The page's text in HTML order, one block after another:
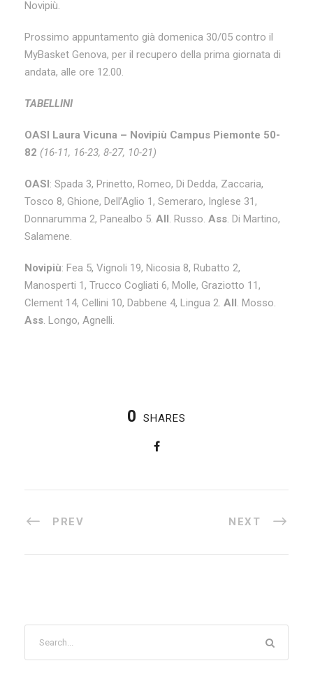
Novipiù.
Prossimo appuntamento già domenica 30/05 contro il
MyBasket Genova, per il recupero della prima giornata di
andata, alle ore 12.00.
TABELLINI
OASI Laura Vicuna – Novipiù Campus Piemonte 50-
82 (16-11, 16-23, 8-27, 10-21)
OASI: Spada 3, Prinetto, Romeo, Di Dedda, Zaccaria,
Tosco 8, Ghione, Dell’Aglio 1, Semeraro, Inglese 31,
Donnarumma 2, Panealbo 5. All. Russo. Ass. Di Martino,
Salamene.
Novipiù: Fea 5, Vignoli 19, Nicosia 8, Rubatto 2,
Manosperti 1, Trucco Cogliati 6, Molle, Graziotto 11,
Clement 14, Cellini 10, Dabbene 4, Lingua 2. All. Mosso.
Ass. Longo, Agnelli.
0 SHARES
PREV NEXT